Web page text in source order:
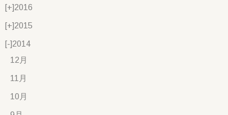
[+]2016
[+]2015
[-]2014
12月
11月
10月